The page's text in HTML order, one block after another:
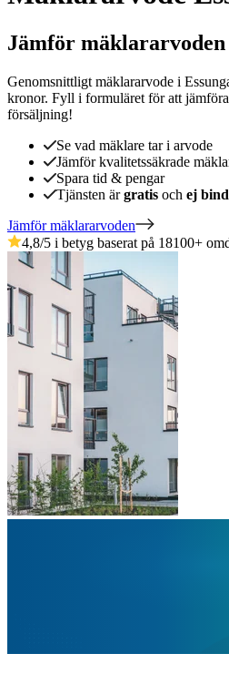
Jämför
Genomsnittligt mäklararvode i
kronor. Fyll i formuläret för att
försäljning!
Se vad mäklare tar i arvode
Jämför kvalitetssäkrade
Spara tid & pengar
Tjänsten ärgratis och ej
Jämför mäklararvoden
4,8/5 i betyg baserat på 18100+